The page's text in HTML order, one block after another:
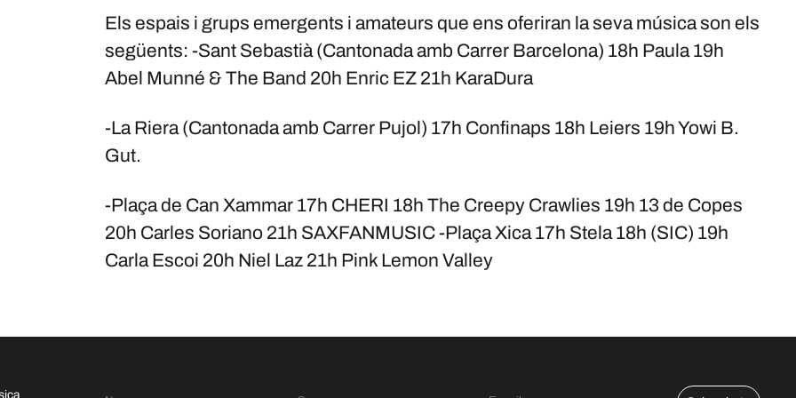
Els espais i grups emergents i amateurs que ens oferiran la seva música son els
següents: -Sant Sebastià (Cantonada amb Carrer Barcelona) 18h Paula 19h
Abel Munné & The Band 20h Enric EZ 21h KaraDura
-La Riera (Cantonada amb Carrer Pujol) 17h Confinaps 18h Leiers 19h Yowi B.
Gut.
-Plaça de Can Xammar 17h CHERI 18h The Creepy Crawlies 19h 13 de Copes
20h Carles Soriano 21h SAXFANMUSIC -Plaça Xica 17h Stela 18h (SIC) 19h
Carla Escoi 20h Niel Laz 21h Pink Lemon Valley